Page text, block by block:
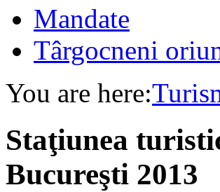
Mandate
Târgocneni
You are here:
Staţiunea
Bucureşti 2013